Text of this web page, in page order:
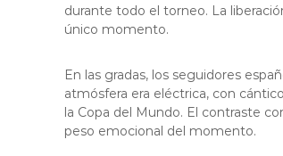
durante todo el torneo. La
único momento.
En las gradas, los seguidores
atmósfera era eléctrica, con
la Copa del Mundo. El contraste
peso emocional del momento.